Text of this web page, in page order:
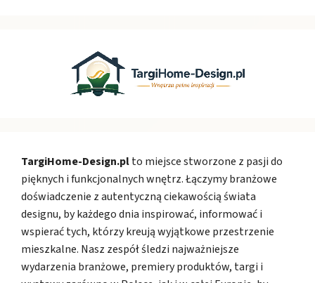
TargiHome-Design.plto miejsce stworzone z pasji do
pięknych i funkcjonalnych wnętrz. Łączymy branżowe
doświadczenie z autentyczną ciekawością świata
designu, by każdego dnia inspirować, informować i
wspierać tych, którzy kreują wyjątkowe przestrzenie
mieszkalne. Nasz zespół śledzi najważniejsze
wydarzenia branżowe, premiery produktów, targi i